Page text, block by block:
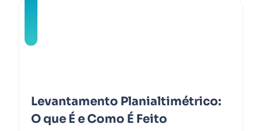
Levantamento Planialtimétrico:
O que É e Como É Feito